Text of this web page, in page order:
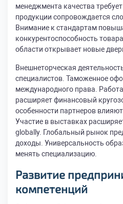
менеджмента качества
продукции сопровождается
Внимание к стандартам
конкурентоспособность
области открывает новые
Внешнеторческая
специалистов. Таможенное
международного права.
расширяет финансовый
особенности партнеров
Участие в выставках
globally. Глобальный рынок
доходы. Универсальность
менять специализацию.
Развитие
компетенций